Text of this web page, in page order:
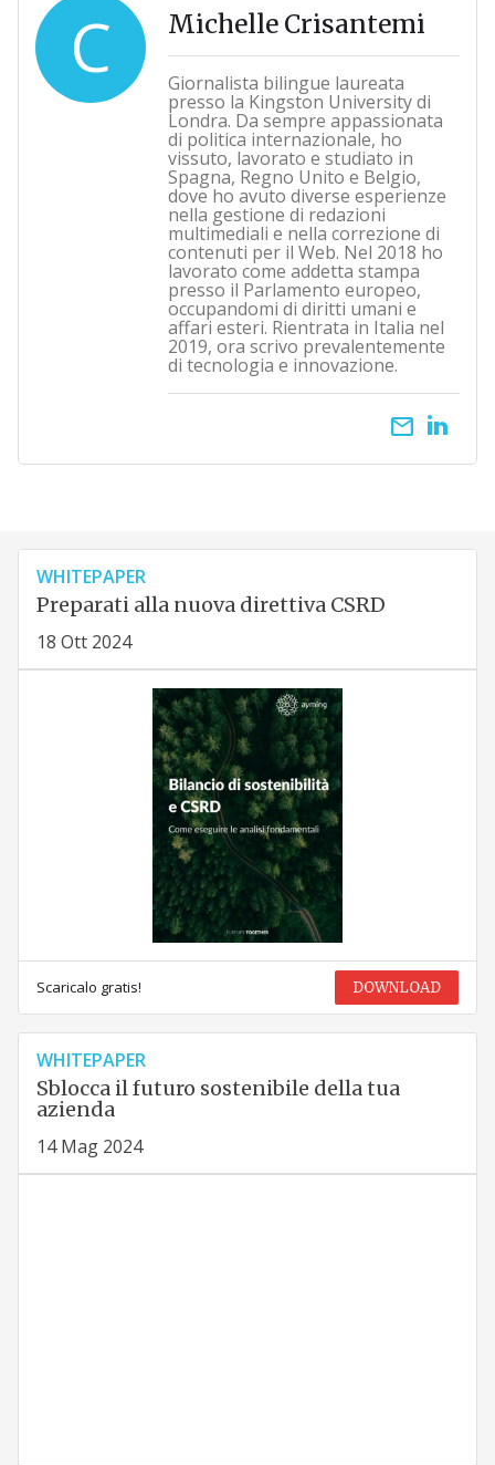
C Michelle Crisantemi
Giornalista bilingue laureata
presso la Kingston University di
Londra. Da sempre appassionata
di politica internazionale, ho
vissuto, lavorato e studiato in
Spagna, Regno Unito e Belgio,
dove ho avuto diverse esperienze
nella gestione di redazioni
multimediali e nella correzione di
contenuti per il Web. Nel 2018 ho
lavorato come addetta stampa
presso il Parlamento europeo,
occupandomi di diritti umani e
affari esteri. Rientrata in Italia nel
2019, ora scrivo prevalentemente
di tecnologia e innovazione.
email
WHITEPAPER
Preparati alla nuova direttiva CSRD
18 Ott 2024
Scaricalo gratis! DOWNLOAD
WHITEPAPER
Sblocca il futuro sostenibile della tua
azienda
14 Mag 2024